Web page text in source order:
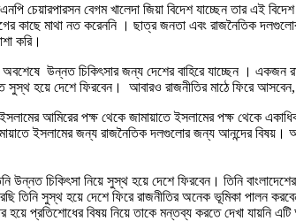
বেগম খালেদা জিয়া বিদেশ যাচ্ছেন তার এই
কাছে মাথা নত করেননি । ছাত্র জনতা এবং রাজনৈতিক
করি।
অবশেষে উন্নত চিকিৎসার জন্য দেশের বাহিরে যাচ্ছেন । একজন
সুস্থ হয়ে দেশে ফিরবেন। আবারও রাজনীতির মাঠে ফিরে
আমিরের পক্ষ থেকে জামায়াতে ইসলামের পক্ষ থেকে
ইসলামের জন্য রাজনৈতিক দলগুলোর জন্য আনন্দের বিষয়।
উন্নত চিকিৎসা নিয়ে সুস্থ হয়ে দেশে ফিরবেন। তিনি
তিনি সুস্থ হয়ে দেশে ফিরে রাজনীতির অনেক ভূমিকা পালন
প্রতিশোধের বিষয় নিয়ে তাকে মন্তব্য করতে দেখা যায়নি